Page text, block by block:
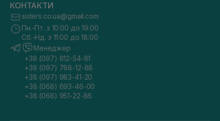
КОНТАКТИ
sisters.co.ua@gmail.com
Пн.-Пт. з 10:00 до 19:00
Сб.-Нд. з 11:00 до 18:00
Менеджер
+38 (097) 612-54-81
+38 (097) 788-12-88
+38 (097) 983-41-20
+38 (068) 693-46-00
+38 (068) 951-22-86